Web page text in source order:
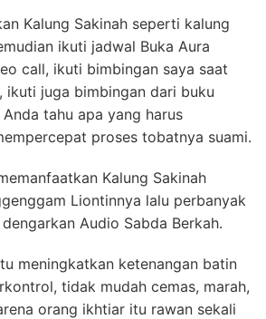
Kalung Sakinah seperti kalung
ikuti jadwal Buka Aura
call, ikuti bimbingan saya saat
ikuti juga bimbingan dari buku
tahu apa yang harus
proses tobatnya suami.
Kalung Sakinah
Liontinnya lalu perbanyak
Audio Sabda Berkah.
meningkatkan ketenangan batin
tidak mudah cemas, marah,
orang ikhtiar itu rawan sekali